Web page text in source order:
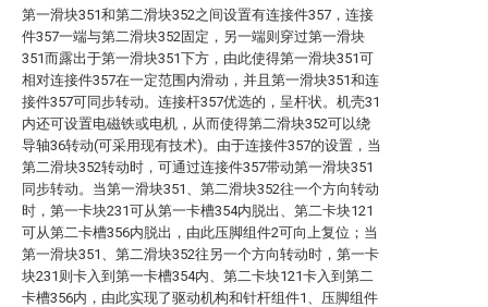
第一滑块351和第二滑块352之间设置有连接件357，连接
件357一端与第二滑块352固定，另一端则穿过第一滑块
351而露出于第一滑块351下方，由此使得第一滑块351可
相对连接件357在一定范围内滑动，并且第一滑块351和连
接件357可同步转动。连接杆357优选的，呈杆状。机壳31
内还可设置电磁铁或电机，从而使得第二滑块352可以绕
导轴36转动(可采用现有技术)。由于连接件357的设置，当
第二滑块352转动时，可通过连接件357带动第一滑块351
同步转动。当第一滑块351、第二滑块352往一个方向转动
时，第一卡块231可从第一卡槽354内脱出、第二卡块121
可从第二卡槽356内脱出，由此压脚组件2可向上复位；当
第一滑块351、第二滑块352往另一个方向转动时，第一卡
块231则卡入到第一卡槽354内、第二卡块121卡入到第二
卡槽356内，由此实现了驱动机构和针杆组件1、压脚组件